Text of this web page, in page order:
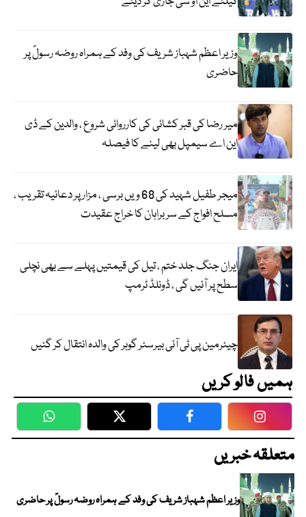
وزیر اعظم شہباز شریف کی وفد کے ہمراہ روضہ رسولؐ پر
حاضری
میر رضا کی قبر کشائی کی کارروائی شروع ، والدین کے ڈی
این اے سیمپل بھی لینے کا فیصلہ
میجر طفیل شہید کی 68 ویں برسی ، مزار پر دعائیہ تقریب ،
مسلح افواج کے سربراہان کا خراج عقیدت
ایران جنگ جلد ختم ، تیل کی قیمتیں پہلے سے بھی نچلی
سطح پر آئیں گی ، ڈونلڈ ٹرمپ
چیئرمین پی ٹی آئی بیرسٹر گوہر کی والدہ انتقال کر گئیں
ہمیں فالو کریں
WhatsApp Twitter Facebook
متعلقہ خبریں
وزیر اعظم شہباز شریف کی وفد کے ہمراہ روضہ رسولؐ پر حاضری